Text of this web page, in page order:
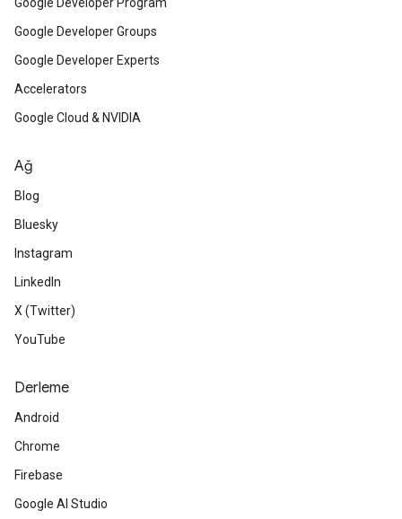
Google Developer Groups
Google Developer Experts
Accelerators
Google Cloud & NVIDIA
Ağ
Blog
Bluesky
Instagram
LinkedIn
X (Twitter)
YouTube
Derleme
Android
Chrome
Firebase
Google AI Studio